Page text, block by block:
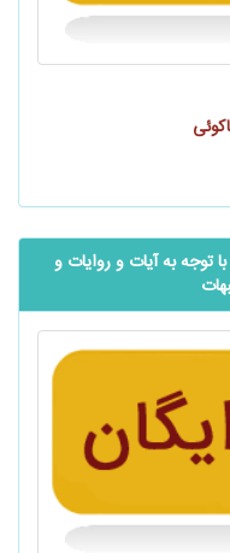
توجه به آیات و روایات و